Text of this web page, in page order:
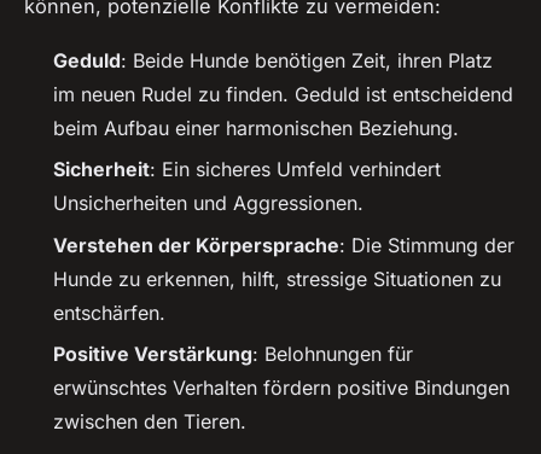
können, potenzielle Konflikte zu vermeiden:
Geduld: Beide Hunde benötigen Zeit, ihren Platz
im neuen Rudel zu finden. Geduld ist entscheidend
beim Aufbau einer harmonischen Beziehung.
Sicherheit: Ein sicheres Umfeld verhindert
Unsicherheiten und Aggressionen.
Verstehen der Körpersprache: Die Stimmung der
Hunde zu erkennen, hilft, stressige Situationen zu
entschärfen.
Positive Verstärkung: Belohnungen für
erwünschtes Verhalten fördern positive Bindungen
zwischen den Tieren.